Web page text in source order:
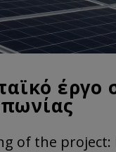
έργο
of the project: